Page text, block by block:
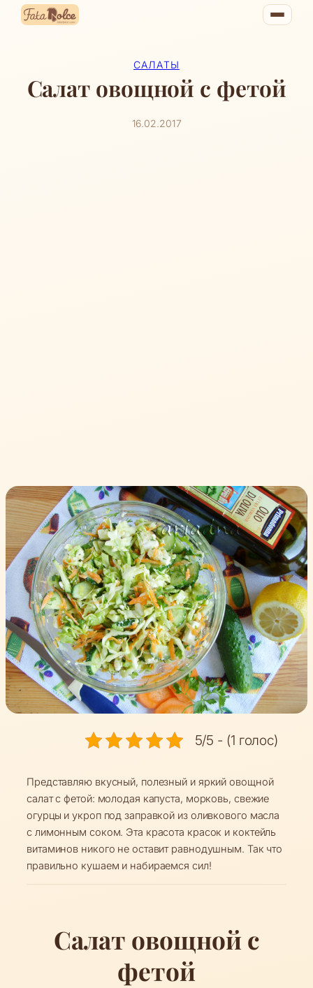
Перейти
САЛАТЫ
Салат овощной с фетой
16.02.2017
5/5 - (1 голос)
Представляю вкусный, полезный и яркий овощной
салат с фетой: молодая капуста, морковь, свежие
огурцы и укроп под заправкой из оливкового масла
с лимонным соком. Эта красота красок и коктейль
витаминов никого не оставит равнодушным. Так что
правильно кушаем и набираемся сил!
Салат овощной с
фетой